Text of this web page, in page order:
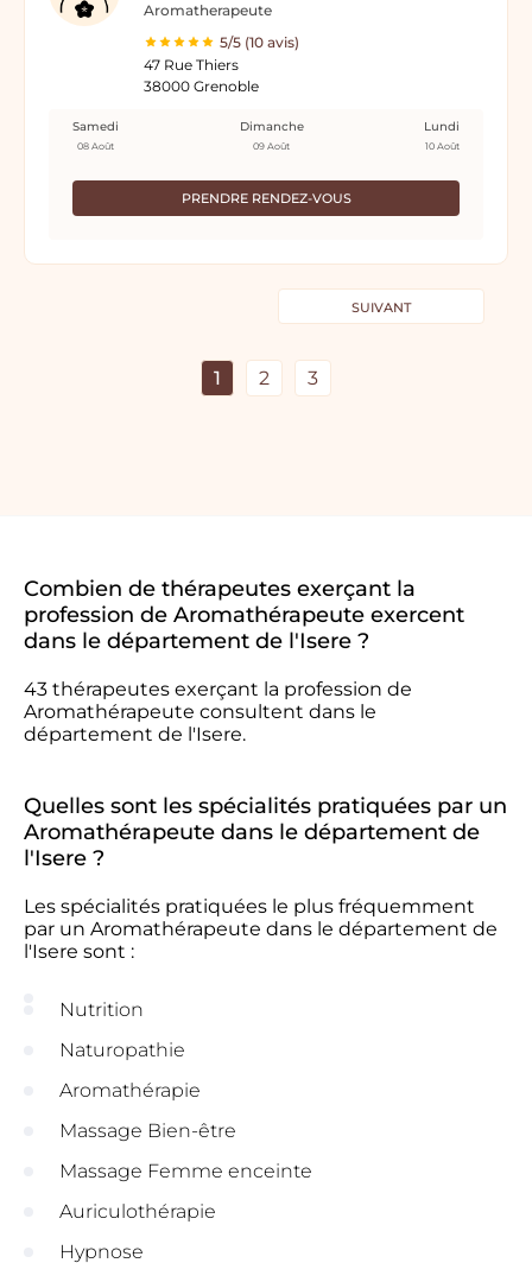
Aromatherapeute
5/5 (10 avis)
47 Rue Thiers
38000 Grenoble
PRENDRE RENDEZ-VOUS
Samedi
08 Août
Dimanche
09 Août
Lundi
10 Août
SUIVANT
1 2 3
Combien de thérapeutes exerçant la
profession de Aromathérapeute exercent
dans le département de l'Isere ?
43 thérapeutes exerçant la profession de
Aromathérapeute consultent dans le
département de l'Isere.
Quelles sont les spécialités pratiquées par un
Aromathérapeute dans le département de
l'Isere ?
Les spécialités pratiquées le plus fréquemment
par un Aromathérapeute dans le département de
l'Isere sont :
Nutrition
Naturopathie
Aromathérapie
Massage Bien-être
Massage Femme enceinte
Auriculothérapie
Hypnose